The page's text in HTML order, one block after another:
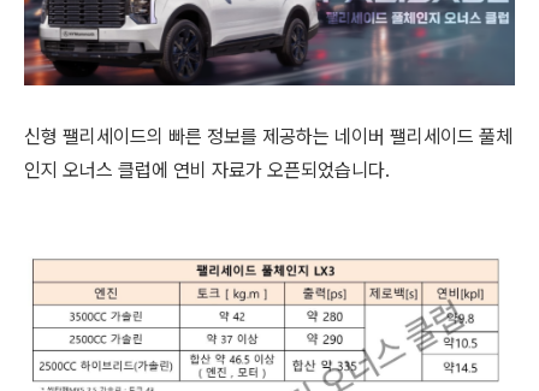
신형 팰리세이드의 빠른 정보를 제공하는 네이버 팰리세이드 풀체
인지 오너스 클럽에 연비 자료가 오픈되었습니다.